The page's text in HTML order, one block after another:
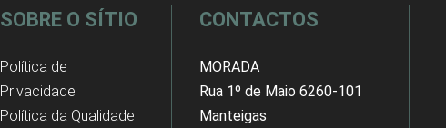
SOBRE O SÍTIO
Política de
Privacidade
Política da Qualidade
CONTACTOS
MORADA
Rua 1º de Maio 6260-101
Manteigas